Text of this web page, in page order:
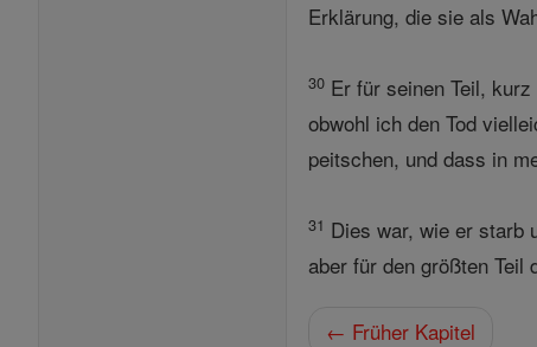
Erklärung, die sie als
30 Er für seinen Teil,
obwohl ich den Tod
peitschen, und dass in
31 Dies war, wie er starb
aber für den größten Teil
← Früher Kapitel